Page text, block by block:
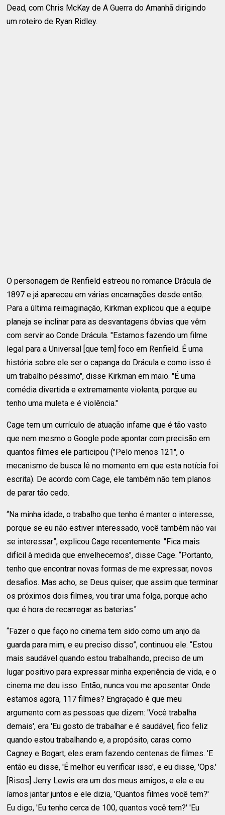
Dead, com Chris McKay de A Guerra do Amanhã dirigindo
um roteiro de Ryan Ridley.
O personagem de Renfield estreou no romance Drácula de
1897 e já apareceu em várias encarnações desde então.
Para a última reimaginação, Kirkman explicou que a equipe
planeja se inclinar para as desvantagens óbvias que vêm
com servir ao Conde Drácula. "Estamos fazendo um filme
legal para a Universal [que tem] foco em Renfield. É uma
história sobre ele ser o capanga do Drácula e como isso é
um trabalho péssimo", disse Kirkman em maio. "É uma
comédia divertida e extremamente violenta, porque eu
tenho uma muleta e é violência."
Cage tem um currículo de atuação infame que é tão vasto
que nem mesmo o Google pode apontar com precisão em
quantos filmes ele participou ("Pelo menos 121", o
mecanismo de busca lê no momento em que esta notícia foi
escrita). De acordo com Cage, ele também não tem planos
de parar tão cedo.
“Na minha idade, o trabalho que tenho é manter o interesse,
porque se eu não estiver interessado, você também não vai
se interessar”, explicou Cage recentemente. "Fica mais
difícil à medida que envelhecemos", disse Cage. “Portanto,
tenho que encontrar novas formas de me expressar, novos
desafios. Mas acho, se Deus quiser, que assim que terminar
os próximos dois filmes, vou tirar uma folga, porque acho
que é hora de recarregar as baterias."
“Fazer o que faço no cinema tem sido como um anjo da
guarda para mim, e eu preciso disso”, continuou ele. “Estou
mais saudável quando estou trabalhando, preciso de um
lugar positivo para expressar minha experiência de vida, e o
cinema me deu isso. Então, nunca vou me aposentar. Onde
estamos agora, 117 filmes? Engraçado é que meu
argumento com as pessoas que dizem: 'Você trabalha
demais', era 'Eu gosto de trabalhar e é saudável, fico feliz
quando estou trabalhando e, a propósito, caras como
Cagney e Bogart, eles eram fazendo centenas de filmes. 'E
então eu disse, 'É melhor eu verificar isso', e eu disse, 'Ops.'
[Risos] Jerry Lewis era um dos meus amigos, e ele e eu
íamos jantar juntos e ele dizia, 'Quantos filmes você tem?'
Eu digo, 'Eu tenho cerca de 100, quantos você tem?' 'Eu